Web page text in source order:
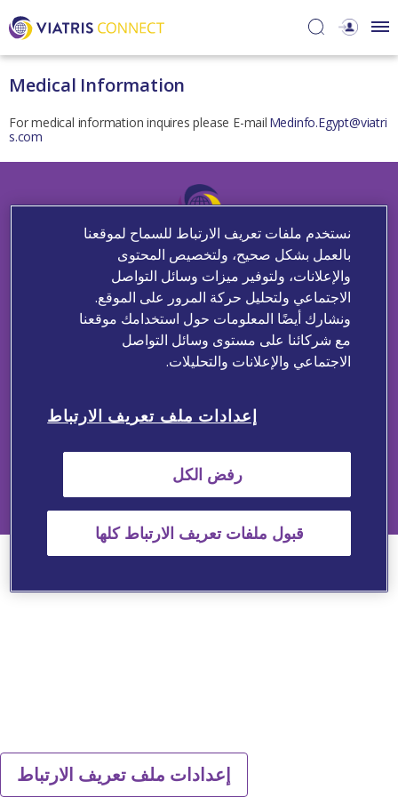
Medical Information
For medical information inquires please E-mail Medinfo.Egypt@viatri
s.com
Medical Information
Adverse Events Reporting
Medical Information
Copyright © 2025 Viatris Egypt SAE. All rights reserved.
The information provided on this website is intended only for
Healthcare Professionals of Egypt.
EG-NON-2026-00028
إعدادات ملف تعريف الارتباط
نستخدم ملفات تعريف الارتباط للسماح لموقعنا
بالعمل بشكل صحيح، ولتخصيص المحتوى
والإعلانات، ولتوفير ميزات وسائل التواصل
الاجتماعي ولتحليل حركة المرور على الموقع.
ونشارك أيضًا المعلومات حول استخدامك موقعنا
مع شركائنا على مستوى وسائل التواصل
الاجتماعي والإعلانات والتحليلات.
إعدادات ملف تعريف الارتباط
رفض الكل
قبول ملفات تعريف الارتباط كلها